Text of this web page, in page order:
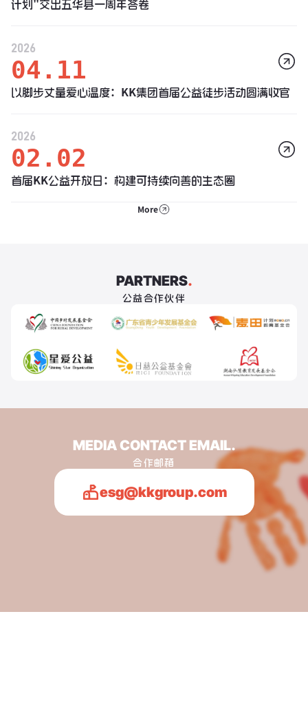
2026
04.11
以脚步丈量爱心温度：KK集团首届公益徒步活动圆满收官
2026
02.02
首届KK公益开放日：构建可持续向善的生态圈
More
PARTNERS.
公益合作伙伴
MEDIA CONTACT EMAIL.
合作邮箱
esg@kkgroup.com